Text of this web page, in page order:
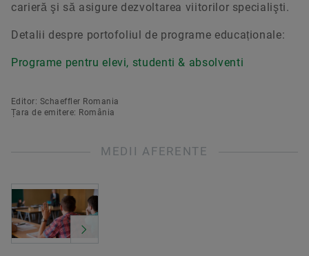
carieră şi să asigure dezvoltarea viitorilor specialişti.
Detalii despre portofoliul de programe educaționale:
Programe pentru elevi, studenti & absolventi
Editor: Schaeffler Romania
Țara de emitere: România
MEDII AFERENTE